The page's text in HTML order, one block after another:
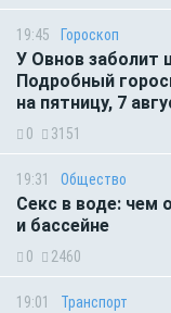
19:45 Гороскоп
У Овнов заболит
Подробный
на пятницу, 7
0 3151
19:31 Общество
Секс в воде: чем
и бассейне
0 2460
19:01 Транспорт